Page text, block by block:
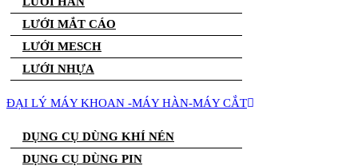
LƯỚI MẮT CÁO
LƯỚI MESCH
LƯỚI NHỰA
ĐẠI LÝ MÁY KHOAN -MÁY HÀN-MÁY CẮT
DỤNG CỤ DÙNG KHÍ NÉN
DỤNG CỤ DÙNG PIN